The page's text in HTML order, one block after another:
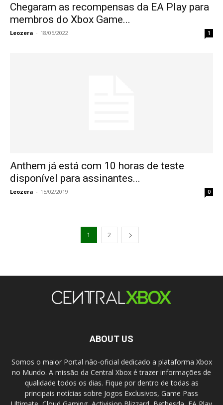
Chegaram as recompensas da EA Play para
membros do Xbox Game...
Leozera - 18/05/2022 1
Anthem já está com 10 horas de teste
disponível para assinantes...
Leozera - 15/02/2019 0
1 2
ABOUT US
Somos o maior Portal não-oficial dedicado a plataforma Xbox
no Mundo. A missão da Central Xbox é trazer informações de
qualidade todos os dias. Fique por dentro de todas as
principais notícias sobre Jogos Exclusivos, Game Pass